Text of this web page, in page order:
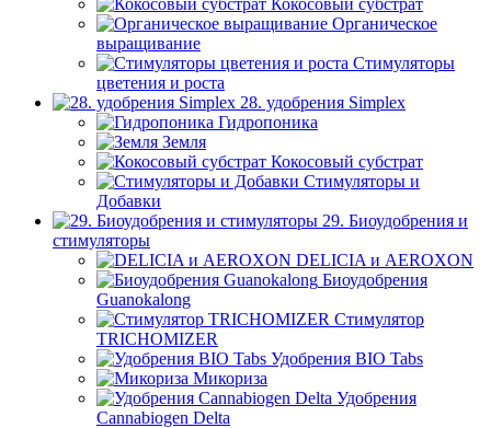
Кокосовый субстрат
Органическое
выращивание
Стимуляторы
цветения и роста
28. удобрения Simplex
Гидропоника
Земля
Кокосовый субстрат
Стимуляторы и
Добавки
29. Биоудобрения и
стимуляторы
DELICIA и AEROXON
Биоудобрения
Guanokalong
Стимулятор
TRICHOMIZER
Удобрения BIO Tabs
Микориза
Удобрения
Cannabiogen Delta